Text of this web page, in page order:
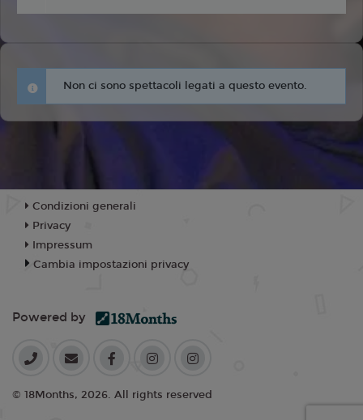
Non ci sono spettacoli legati a questo evento.
Condizioni generali
Privacy
Impressum
Cambia impostazioni privacy
Powered by
© 18Months, 2026. All rights reserved